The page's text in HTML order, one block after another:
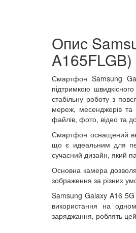
Опис
A165FLGB)
Смартфон Samsung
підтримкою
стабільну роботу з
мереж, месенджерів та
файлів, фото, відео та
Смартфон оснащений
що є идеальним для
сучасний дизайн, який
Основна камера
зображення за різних
Samsung Galaxy A16 5G
використання на
заряджання, роблять